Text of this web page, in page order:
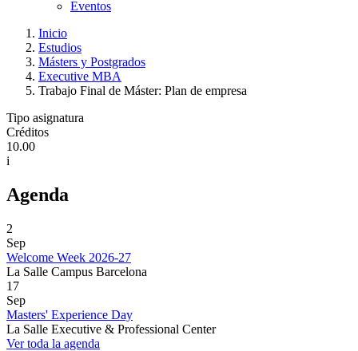
Eventos
Inicio
Estudios
Másters y Postgrados
Executive MBA
Trabajo Final de Máster: Plan de empresa
Tipo asignatura
Créditos
10.00
i
Agenda
2
Sep
Welcome Week 2026-27
La Salle Campus Barcelona
17
Sep
Masters' Experience Day
La Salle Executive & Professional Center
Ver toda la agenda